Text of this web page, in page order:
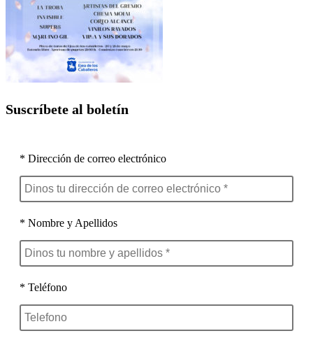
Suscríbete al boletín
* Dirección de correo electrónico
* Nombre y Apellidos
* Teléfono